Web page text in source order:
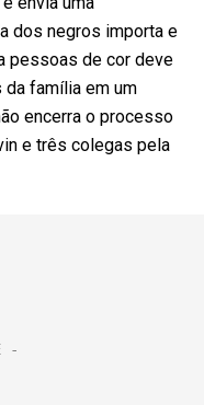
dos negros importa e
pessoas de cor deve
da família em um
encerra o processo
e três colegas pela